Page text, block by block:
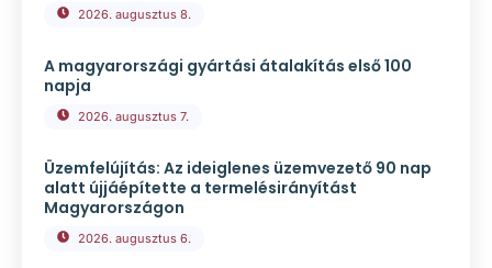
2026. augusztus 8.
A magyarországi gyártási átalakítás első 100
napja
2026. augusztus 7.
Üzemfelújítás: Az ideiglenes üzemvezető 90 nap
alatt újjáépítette a termelésirányítást
Magyarországon
2026. augusztus 6.